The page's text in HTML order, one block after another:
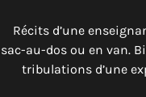
Récits d’une
sac-au-dos ou en van.
tribulations d’une